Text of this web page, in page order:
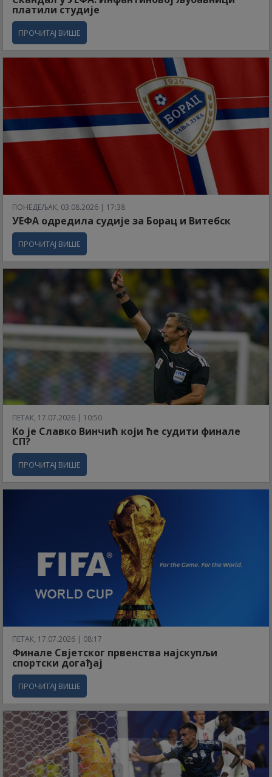
платили студије
ПРОЧИТАЈ ВИШЕ
ПОНЕДЕЉАК, 03.08.2026 | 17:38
УЕФА одредила судије за Борац и Витебск
ПРОЧИТАЈ ВИШЕ
ПЕТАК, 17.07.2026 | 10:50
Ко је Славко Винчић који ће судити финале
СП?
ПРОЧИТАЈ ВИШЕ
ПЕТАК, 17.07.2026 | 08:17
Финале Свјетског првенства најскупљи
спортски догађај
ПРОЧИТАЈ ВИШЕ